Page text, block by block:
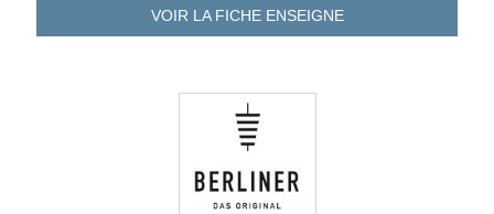
VOIR LA FICHEENSEIGNE